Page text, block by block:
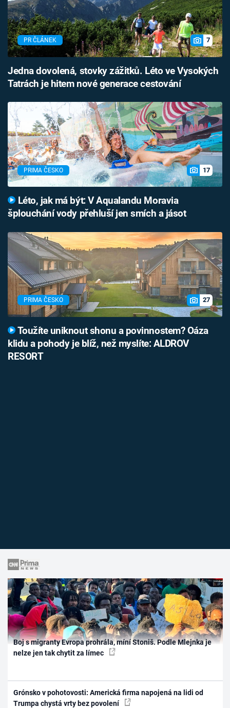
PR ČLÁNEK 7
Jedna dovolená, stovky zážitků. Léto ve Vysokých
Tatrách je hitem nové generace cestování
PRIMA ČESKO 17
Léto, jak má být: V Aqualandu Moravia
šplouchání vody přehluší jen smích a jásot
PRIMA ČESKO 27
Toužíte uniknout shonu a povinnostem? Oáza
klidu a pohody je blíž, než myslíte: ALDROV
RESORT
Boj s migranty Evropa prohrála, míní Stoniš. Podle Mlejnka je
nelze jen tak chytit za límec
Grónsko v pohotovosti: Americká firma napojená na lidi od
Trumpa chystá vrty bez povolení